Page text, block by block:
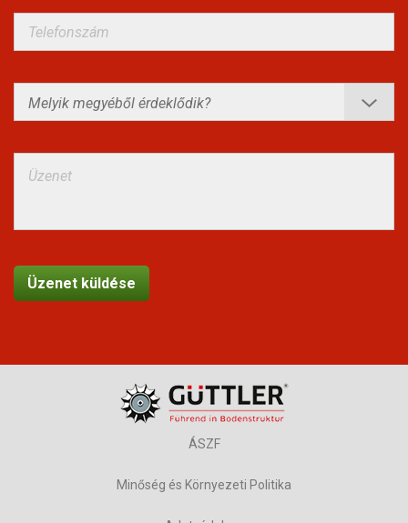
ÁSZF
Minőség és Környezeti Politika